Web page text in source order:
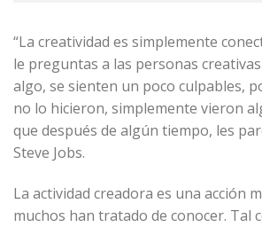
“La creatividad es simplemente
le preguntas a las personas
algo, se sienten un poco culpables,
no lo hicieron, simplemente vieron
que después de algún tiempo, les
Steve Jobs.
La actividad creadora es una acción
muchos han tratado de conocer. Tal